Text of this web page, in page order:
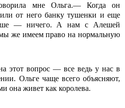
мне Ольга.— Когда он
от него банку тушенки и еще
— ничего. А нам с Алешей
же имеем право на нормальную
этот вопрос — все ведь у нас в
Ольге чаще всего объясняют,
она живет как королева.